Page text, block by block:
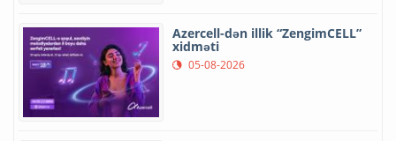
Azercell-dən illik “ZengimCELL”
xidməti
05-08-2026